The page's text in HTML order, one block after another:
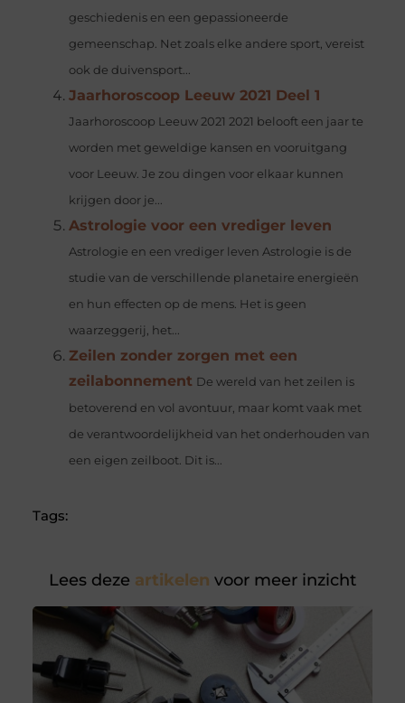
geschiedenis en een gepassioneerde
gemeenschap. Net zoals elke andere sport, vereist
ook de duivensport...
Jaarhoroscoop Leeuw 2021 Deel 1
Jaarhoroscoop Leeuw 2021 2021 belooft een jaar te
worden met geweldige kansen en vooruitgang
voor Leeuw. Je zou dingen voor elkaar kunnen
krijgen door je...
Astrologie voor een vrediger leven
Astrologie en een vrediger leven Astrologie is de
studie van de verschillende planetaire energieën
en hun effecten op de mens. Het is geen
waarzeggerij, het...
Zeilen zonder zorgen met een
zeilabonnement De wereld van het zeilen is
betoverend en vol avontuur, maar komt vaak met
de verantwoordelijkheid van het onderhouden van
een eigen zeilboot. Dit is...
Tags:
Lees deze artikelen voor meer inzicht